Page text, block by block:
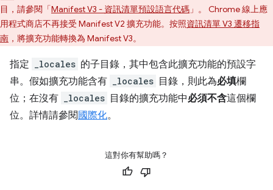
目，請參閱「Manifest V3 - 資訊清單預設語言代碼 」。 Chrome 線上應
用程式商店不再接受 Manifest V2 擴充功能。按照資訊清單 V3 遷移指
南 ，將擴充功能轉換為 Manifest V3。
指定 _locales 的子目錄，其中包含此擴充功能的預設字
串。假如擴充功能含有
_locales 目錄，則此為必填欄
位；在沒有
_locales 目錄的擴充功能中必須不含這個欄
位。詳情請參閱 國際化。
這對你有幫助嗎？